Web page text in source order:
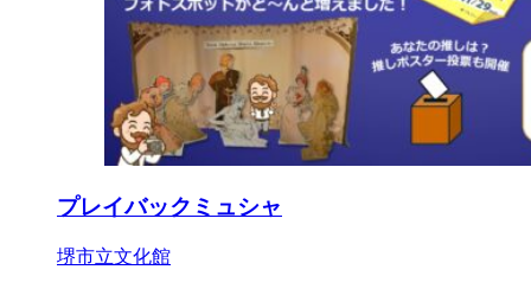
プレイバックミュシャ
堺市立文化館